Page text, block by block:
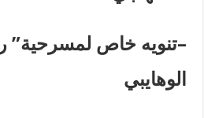
–تنويه خاص لمسرحية”
الوهايبي